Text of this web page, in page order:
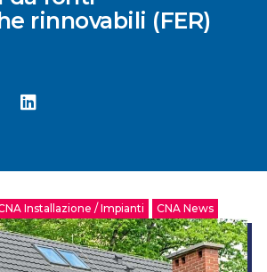
rinnovabili (FER)
Installazione / Impianti CNA News